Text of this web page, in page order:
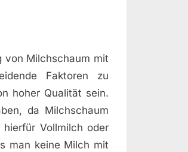
von Milchschaum mit
Faktoren zu
hoher Qualität sein.
da Milchschaum
Vollmilch oder
man keine Milch mit